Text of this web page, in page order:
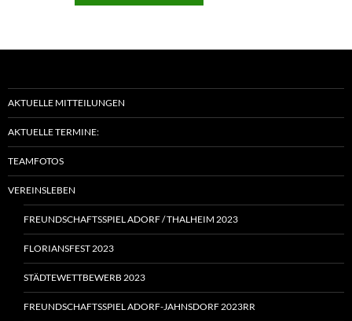
AKTUELLE MITTEILUNGEN
AKTUELLE TERMINE:
TEAMFOTOS
VEREINSLEBEN
FREUNDSCHAFTSSPIEL ADORF / THALHEIM 2023
FLORIANSFEST 2023
STÄDTEWETTBEWERB 2023
FREUNDSCHAFTSSPIEL ADORF-JAHNSDORF 2023RR